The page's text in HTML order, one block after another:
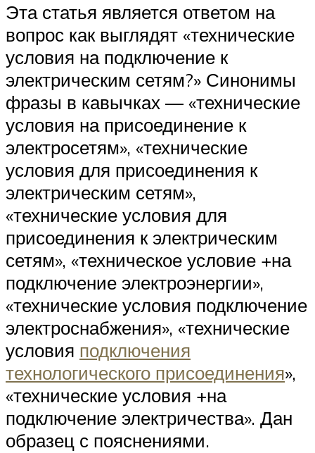
Эта статья является ответом на
вопрос как выглядят «технические
условия на подключение к
электрическим сетям?» Синонимы
фразы в кавычках — «технические
условия на присоединение к
электросетям», «технические
условия для присоединения к
электрическим сетям»,
«технические условия для
присоединения к электрическим
сетям», «техническое условие +на
подключение электроэнергии»,
«технические условия подключение
электроснабжения», «технические
условия подключения
технологического присоединения»,
«технические условия +на
подключение электричества». Дан
образец с пояснениями.